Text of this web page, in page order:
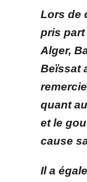
Lors de
pris part
Alger,
Beïssat
quant
et le
cause
Il a